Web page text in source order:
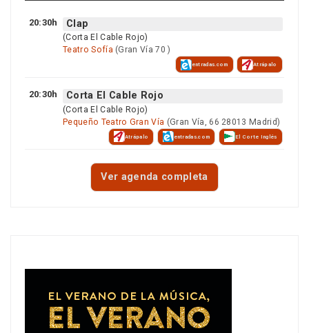
20:30h Clap
(Corta El Cable Rojo)
Teatro Sofía (Gran Vía 70 )
entradas.com Atrápalo
20:30h Corta El Cable Rojo
(Corta El Cable Rojo)
Pequeño Teatro Gran Vía (Gran Vía, 66 28013 Madrid)
Atrápalo entradas.com El Corte Inglés
Ver agenda completa